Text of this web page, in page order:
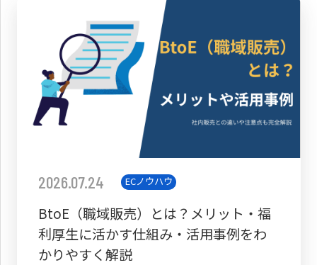
2026.07.24 ECノウハウ
BtoE（職域販売）とは？メリット・福
利厚生に活かす仕組み・活用事例をわ
かりやすく解説